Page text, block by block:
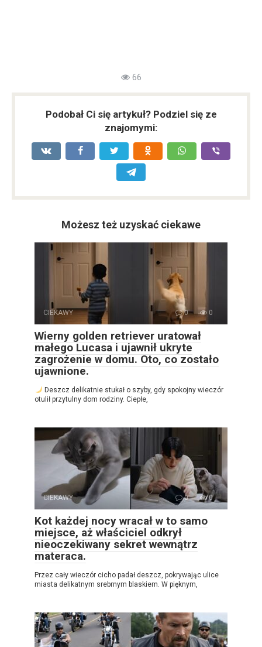
66
Podobał Ci się artykuł? Podziel się ze
znajomymi:
Możesz też uzyskać ciekawe
CIEKAWY 0 0
Wierny golden retriever uratował
małego Lucasa i ujawnił ukryte
zagrożenie w domu. Oto, co zostało
ujawnione.
Deszcz delikatnie stukał o szyby, gdy spokojny wieczór
otulił przytulny dom rodziny. Ciepłe,
CIEKAWY 0 0
Kot każdej nocy wracał w to samo
miejsce, aż właściciel odkrył
nieoczekiwany sekret wewnątrz
materaca.
Przez cały wieczór cicho padał deszcz, pokrywając ulice
miasta delikatnym srebrnym blaskiem. W pięknym,